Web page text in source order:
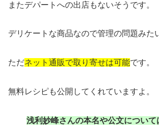
またデパートへの出店もないそうです。
デリケートな商品なので管理の問題みた
ただネット通販で取り寄せは可能です。
無料レシピも公開してくれていますよ。
浅利妙峰さんの本名や公文について